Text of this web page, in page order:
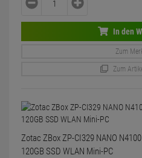
In den
Zum
Zum
Zotac ZBox ZP-CI329 NANO
120GB SSD WLAN Mini-PC